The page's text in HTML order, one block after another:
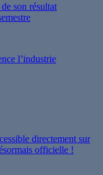
son résultat
l’industrie
directement sur
officielle !